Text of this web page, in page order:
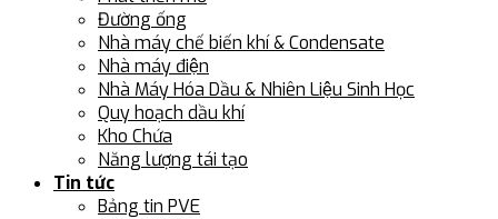
Đường ống
Nhà máy chế biến khí & Condensate
Nhà máy điện
Nhà Máy Hóa Dầu & Nhiên Liệu Sinh Học
Quy hoạch dầu khí
Kho Chứa
Năng lượng tái tạo
Tin tức
Bảng tin PVE